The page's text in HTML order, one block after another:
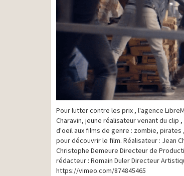
Pour lutter contre les prix , l'agence
Charavin, jeune réalisateur venant du
d'oeil aux films de genre : zombie,
pour découvrir le film. Réalisateur : Jean
Christophe Demeure Directeur de
rédacteur : Romain Duler Directeur
https://vimeo.com/874845465